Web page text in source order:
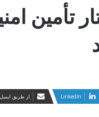
تأمین
LinkedIn از طریق